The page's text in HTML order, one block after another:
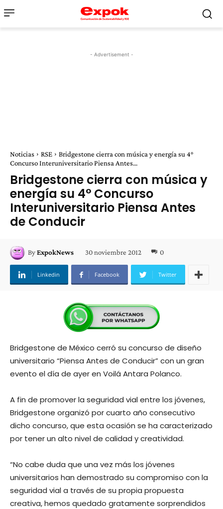
- Advertisement -
Noticias RSE
Bridgestone cierra con música y energía su 4°
Concurso Interuniversitario Piensa Antes...
Bridgestone cierra con música y
energía su 4° Concurso
Interuniversitario Piensa Antes
de Conducir
ByExpokNews 30 noviembre 2012 0
Linkedin Facebook Twitter
Bridgestone de México cerró su concurso de diseño
universitario “Piensa Antes de Conducir” con un gran
evento el día de ayer en Voilá Antara Polanco.
A fin de promover la seguridad vial entre los jóvenes,
Bridgestone organizó por cuarto año consecutivo
dicho concurso, que esta ocasión se ha caracterizado
por tener un alto nivel de calidad y creatividad.
“No cabe duda que una vez más los jóvenes
universitarios han demostrado su compromiso con la
seguridad vial a través de su propia propuesta
creativa, hemos quedado gratamente sorprendidos